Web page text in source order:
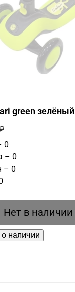
green зелёный
0
– 0
– 0
Нет в наличии
наличии